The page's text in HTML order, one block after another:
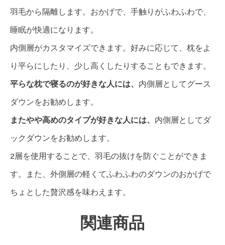
羽毛から隔離します。おかげで、手触りがふわふわで、
睡眠が快適になります。
内側層がカスタマイズできます。好みに応じて、枕をよ
り平らにしたり、少し高くしたりすることもできます。
平らな枕で寝るのが好きな人には、 内側層としてグース
ダウンをお勧めします。
またやや高めのタイプが好きな人には、 内側層としてダ
ックダウンをお勧めします。
2層を使用することで、羽毛の抜けを防ぐことができま
す。また、外側層の軽くてふわふわのダウンのおかげで
ちょとした贅沢感を味わえます。
関連商品